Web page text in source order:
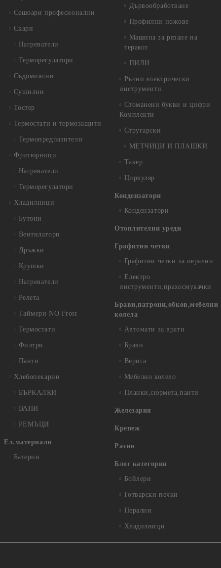
Сешоари професионални
Скари
Нагреватели
Терморегулатори
Съдомиялни
Сушилни
Тостер
Термостати и термозащити
Термопредпазители
Фритюрници
Нагреватели
Терморегулатори
Хладилници
Бутони
Вентилатори
Дръжки
Крушки
Нагреватели
Релета
Таймери NO Frost
Термостати
Филтри
Панти
Хлебопекарни
БЪРКАЛКИ
ВАНИ
РЕМЪЦИ
Ел.материали
Батерии
Дървообработване
Профилни ножове
Машина за рязане на
теракот
ПИЛИ
Ръчни електрически
инструменти
Стоманени букви и цифри
Комплекти
Стругарски
МЕТЧИЦИ И ПЛАШКИ
Такер
Циркуляр
Кондензатори
Кондензатори
Отоплителни уреди
Графитни четки
Графитни четки за перални
Електро
инструменти,прахосмукачки
Брави,патрони,обков,мебелни
колела
Автомати за врати
Брави
Верига
Мебелно колело
Планки,сюрмета,панти
Железария
Крепеж
Разни
Блог категории
Бойлери
Готварски печки
Перални
Хладилници